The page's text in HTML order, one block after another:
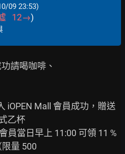
09 23:53)
12→)
請喝咖啡、
iOPEN Mall 會員成功，贈送
員當日早上 11:00 可領 11 %
量 500